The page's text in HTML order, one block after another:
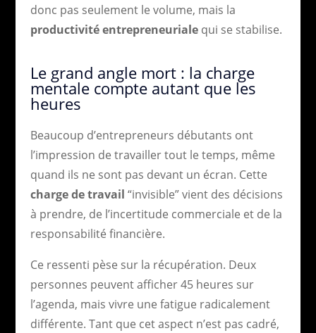
donc pas seulement le volume, mais la
productivité entrepreneurialequi se stabilise.
Le grand angle mort : la charge
mentale compte autant que les
heures
Beaucoup d’entrepreneurs débutants ont
l’impression de travailler tout le temps, même
quand ils ne sont pas devant un écran. Cette
charge de travail “invisible” vient des décisions
à prendre, de l’incertitude commerciale et de la
responsabilité financière.
Ce ressenti pèse sur la récupération. Deux
personnes peuvent afficher 45 heures sur
l’agenda, mais vivre une fatigue radicalement
différente. Tant que cet aspect n’est pas cadré,